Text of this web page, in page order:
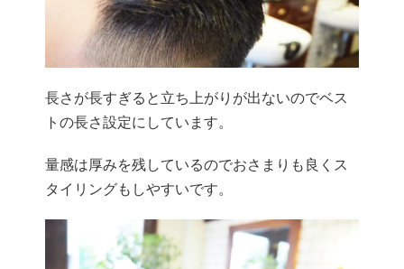
長さが長すぎると立ち上がりが出ないのでベス
トの長さ設定にしています。
量感は厚みを残しているのでおさまりも良くス
タイリングもしやすいです。